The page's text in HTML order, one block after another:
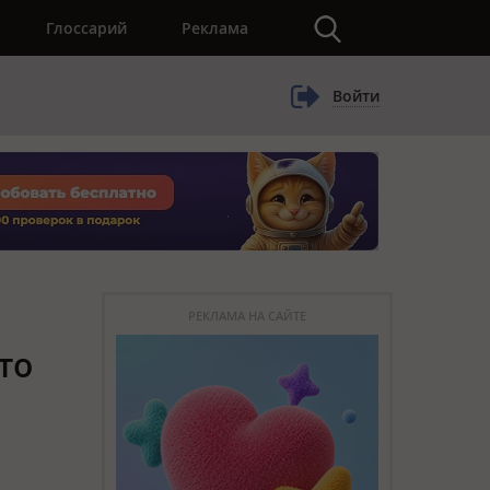
Глоссарий Реклама
Войти
РЕКЛАМА НА САЙТЕ